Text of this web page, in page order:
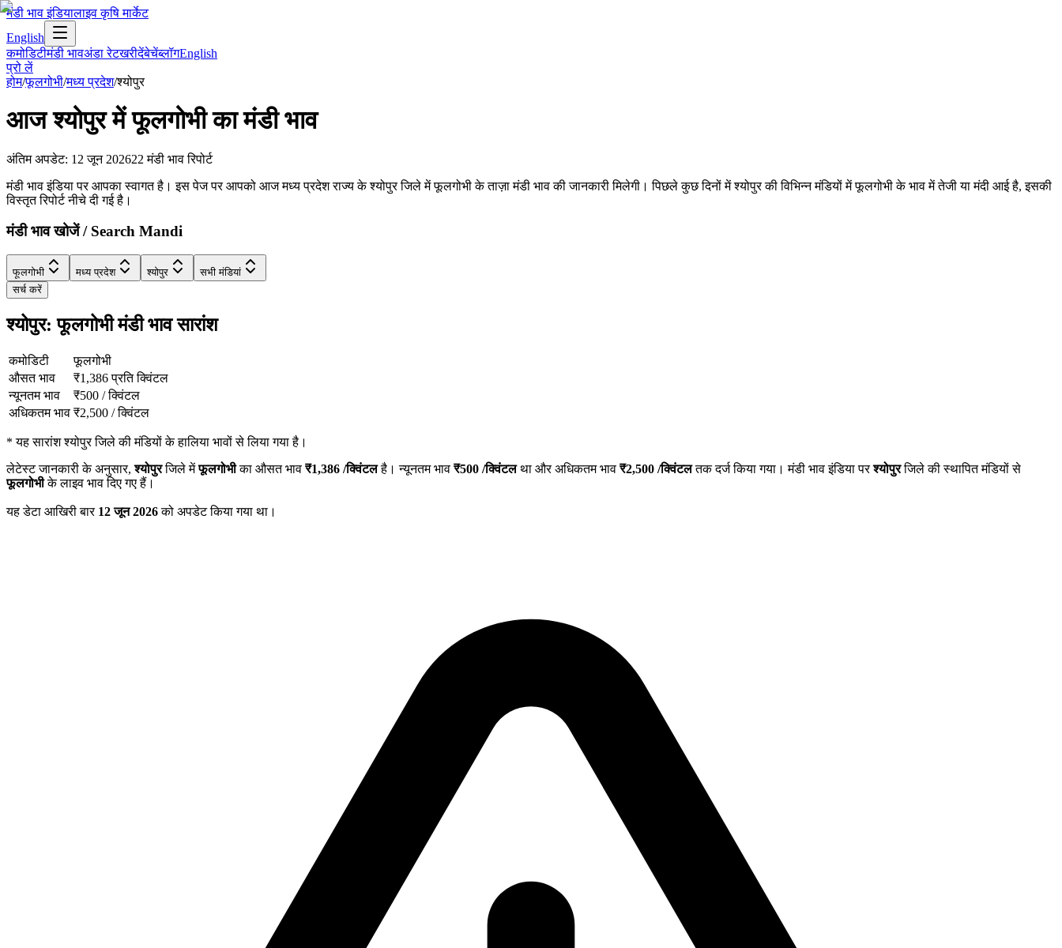
मंडी भाव इंडियालाइव कृषि मार्केट
English
कमोडिटीमंडी भावअंडा रेटखरीदेंबेचेंब्लॉगEnglish
प्रो लें
होम/फूलगोभी/मध्य प्रदेश/श्योपुर
आजश्योपुरमेंफूलगोभीका मंडी भाव
अंतिम अपडेट: 12 जून 202622 मंडी भाव रिपोर्ट
मंडी भाव इंडिया पर आपका स्वागत है। इस पेज पर आपको आज मध्य प्रदेश राज्य के श्योपुर जिले में फूलगोभी के ताज़ा मंडी भाव की जानकारी मिलेगी। पिछले कुछ दिनों में श्योपुर की विभिन्न मंडियों में फूलगोभी के भाव में तेजी या मंदी आई है, इसकी
विस्तृत रिपोर्ट नीचे दी गई है।
मंडी भाव खोजें / Search Mandi
फूलगोभी मध्य प्रदेश श्योपुर
सभी मंडियां
सर्च करें
श्योपुर: फूलगोभी मंडी भाव सारांश
कमोडिटी
फूलगोभी
औसत भाव
₹1,386 प्रति क्विंटल
न्यूनतम भाव
₹500 /क्विंटल
अधिकतम भाव ₹2,500 /क्विंटल
*यह सारांश श्योपुर जिले की मंडियों के हालिया भावों से लिया गया है।
लेटेस्ट जानकारी के अनुसार,श्योपुरजिले मेंफूलगोभीका औसत भाव ₹1,386 /क्विंटलहै। न्यूनतम भाव ₹500 /क्विंटलथा और अधिकतम भाव ₹2,500 /क्विंटलतक दर्ज किया गया। मंडी भाव इंडिया परश्योपुरजिले की स्थापित मंडियों से
फूलगोभीके लाइव भाव दिए गए हैं।
यह डेटा आखिरी बार 12 जून 2026को अपडेट किया गया था।